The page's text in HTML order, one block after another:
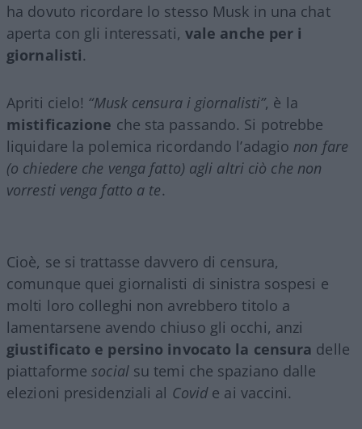
ha dovuto ricordare lo stesso Musk in una chat
aperta con gli interessati, vale anche per i
giornalisti.
Apriti cielo! “Musk censura i giornalisti”, è la
mistificazione che sta passando. Si potrebbe
liquidare la polemica ricordando l’adagio non fare
(o chiedere che venga fatto) agli altri ciò che non
vorresti venga fatto a te.
Cioè, se si trattasse davvero di censura,
comunque quei giornalisti di sinistra sospesi e
molti loro colleghi non avrebbero titolo a
lamentarsene avendo chiuso gli occhi, anzi
giustificato e persino invocato la censura delle
piattaformesocialsu temi che spaziano dalle
elezioni presidenziali al Covide ai vaccini.